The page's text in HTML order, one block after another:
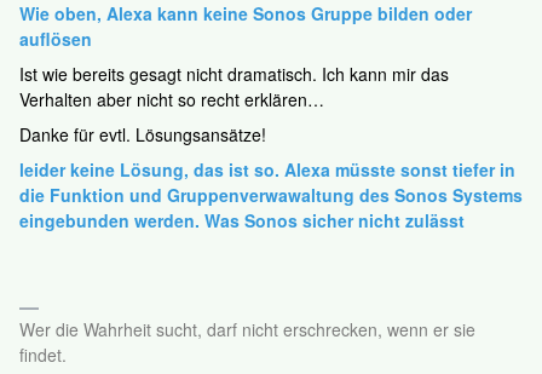
Wie oben, Alexa kann keine Sonos Gruppe bilden oder
auflösen
Ist wie bereits gesagt nicht dramatisch. Ich kann mir das
Verhalten aber nicht so recht erklären…
Danke für evtl. Lösungsansätze!
leider keine Lösung, das ist so. Alexa müsste sonst tiefer in
die Funktion und Gruppenverwawaltung des Sonos Systems
eingebunden werden. Was Sonos sicher nicht zulässt
Wer die Wahrheit sucht, darf nicht erschrecken, wenn er sie
findet.